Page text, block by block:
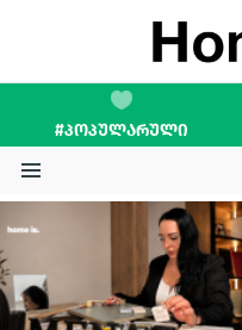
#ᲞᲝᲞᲣᲚᲐᲠᲣᲚᲘ
STORIES